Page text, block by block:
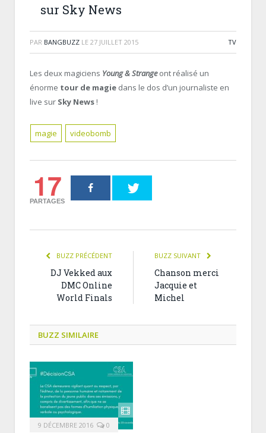
sur Sky News
PAR BANGBUZZ LE 27 JUILLET 2015 TV
Les deux magiciens Young & Strangeont réalisé un
énorme tour de magie dans le dos d’un journaliste en
live sur Sky News !
magie videobomb
17
PARTAGES
BUZZ PRÉCÉDENT
DJ Vekked aux
DMC Online
World Finals
BUZZ SUIVANT
Chanson merci
Jacquie et
Michel
BUZZ SIMILAIRE
9 DÉCEMBRE 2016 0